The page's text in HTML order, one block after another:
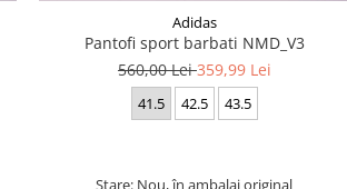
Adidas
Pantofi sport barbati NMD_V3
560,00 Lei359,99 Lei
41.5 42.5 43.5